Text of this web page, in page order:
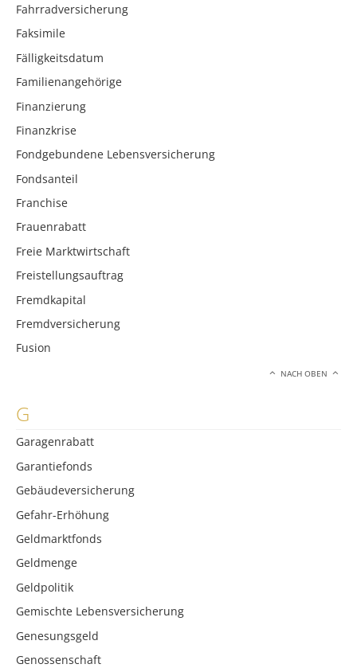
Fahrradversicherung
Faksimile
Fälligkeitsdatum
Familienangehörige
Finanzierung
Finanzkrise
Fondgebundene Lebensversicherung
Fondsanteil
Franchise
Frauenrabatt
Freie Marktwirtschaft
Freistellungsauftrag
Fremdkapital
Fremdversicherung
Fusion
NACH OBEN
G
Garagenrabatt
Garantiefonds
Gebäudeversicherung
Gefahr-Erhöhung
Geldmarktfonds
Geldmenge
Geldpolitik
Gemischte Lebensversicherung
Genesungsgeld
Genossenschaft